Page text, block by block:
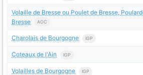
Volaille de Bresse ou Poulet de Bresse,
Bresse
AOC
Charolais de Bourgogne IGP
Coteaux de l'Ain IGP
Volailles de Bourgogne IGP